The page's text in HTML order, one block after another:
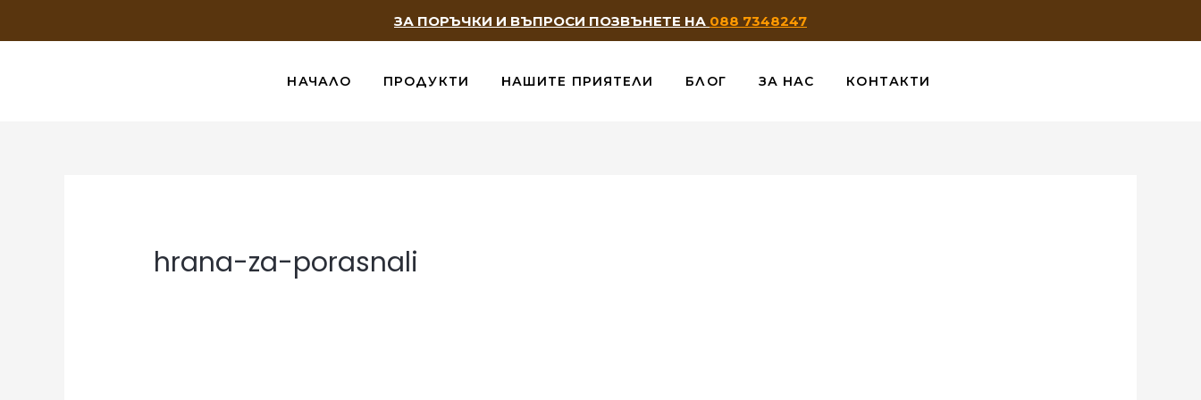
ЗА ПОРЪЧКИ И ВЪПРОСИ ПОЗВЪНЕТЕ НА 088 7348247
НАЧАЛО ПРОДУКТИ НАШИТЕ ПРИЯТЕЛИ БЛОГ ЗА НАС КОНТАКТИ
hrana-za-porasnali